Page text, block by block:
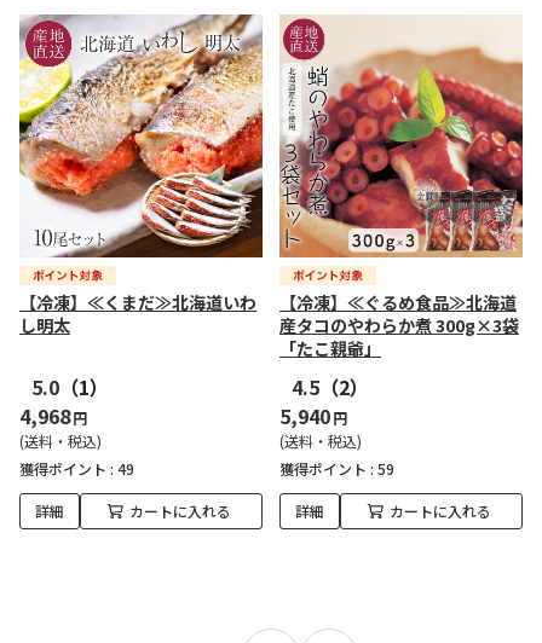
【冷凍】≪くまだ≫北海道いわ
し明太
5.0 （1）
4,968円
(送料・税込)
獲得ポイント : 49
詳細 カートに入れる
【冷凍】≪ぐるめ食品≫北海道
産タコのやわらか煮 300g×3袋
「たこ親爺」
4.5 （2）
5,940円
(送料・税込)
獲得ポイント : 59
詳細 カートに入れる